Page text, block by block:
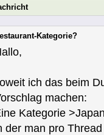
Kategorie?
ich das beim
machen:
Kategorie
der man pro